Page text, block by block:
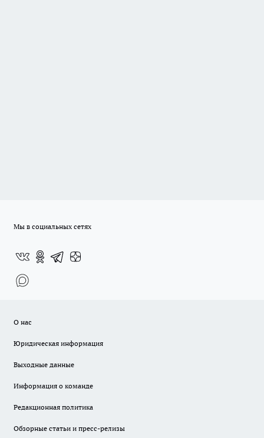
Мы в социальных сетях
О нас
Юридическая информация
Выходные данные
Информация о команде
Редакционная политика
Обзорные статьи и пресс-релизы